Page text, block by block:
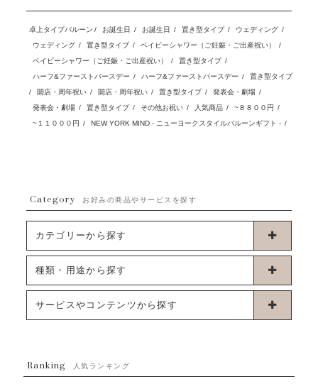
卓上タイプバルーン / お誕生日 / お誕生日 / 置き型タイプ / ウェディング /
ウェディング / 置き型タイプ / ベイビーシャワー（ご妊娠・ご出産祝い）
/
ベイビーシャワー（ご妊娠・ご出産祝い）
/ 置き型タイプ /
ハーフ&ファーストバースデー / ハーフ&ファーストバースデー /
置き型タイプ
/
開店・周年祝い / 開店・周年祝い / 置き型タイプ / 発表会・劇場 /
発表会・劇場 / 置き型タイプ / その他お祝い / 人気商品 / ~８８００円 /
~１１０００円 / NEW YORK MIND - ニューヨークスタイルバルーンギフト - /
Category お好みの商品やサービスを探す
カテゴリーから探す
卓上タイプバルーン
ブーケタイプバルーン
ムーンリットバルーン
種類・用途から探す
お誕生日
サービスやコンテンツから探す
発送について
Ranking 人気ランキング